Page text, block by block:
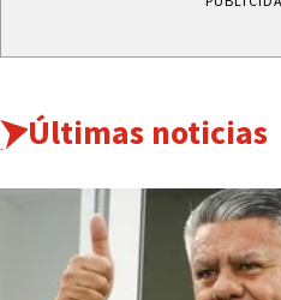
Últimas noticias